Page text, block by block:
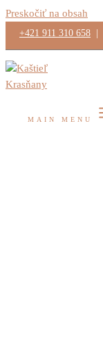
Preskočiť na obsah
+421 911 310 658
MAIN MENU